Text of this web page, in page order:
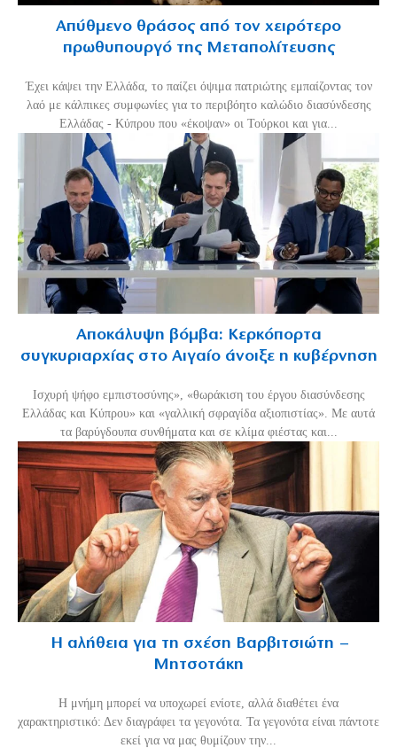
Απύθμενο θράσος από τον χειρότερο
πρωθυπουργό της Μεταπολίτευσης
Έχει κάψει την Ελλάδα, το παίζει όψιμα πατριώτης εμπαίζοντας τον
λαό με κάλπικες συμφωνίες για το περιβόητο καλώδιο διασύνδεσης
Ελλάδας - Κύπρου που «έκοψαν» οι Τούρκοι και για...
Αποκάλυψη βόμβα: Κερκόπορτα
συγκυριαρχίας στο Αιγαίο άνοιξε η κυβέρνηση
Ισχυρή ψήφο εμπιστοσύνης», «θωράκιση του έργου διασύνδεσης
Ελλάδας και Κύπρου» και «γαλλική σφραγίδα αξιοπιστίας». Με αυτά
τα βαρύγδουπα συνθήματα και σε κλίμα φιέστας και...
Η αλήθεια για τη σχέση Βαρβιτσιώτη –
Μητσοτάκη
H μνήμη μπορεί να υποχωρεί ενίοτε, αλλά διαθέτει ένα
χαρακτηριστικό: Δεν διαγράφει τα γεγονότα. Τα γεγονότα είναι πάντοτε
εκεί για να μας θυμίζουν την...